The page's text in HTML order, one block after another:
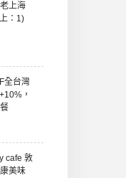
上海
：1)
全台灣
，
cafe 敦
美味